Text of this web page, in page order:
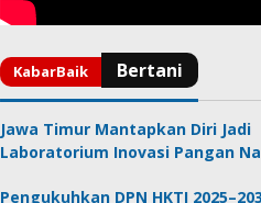
Jawa Timur Mantapkan Diri Jadi
Laboratorium Inovasi Pangan
Pengukuhkan DPN HKTI